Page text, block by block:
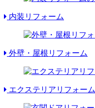
内装リフォーム
外壁・屋根リフォーム
エクステリアリフォーム